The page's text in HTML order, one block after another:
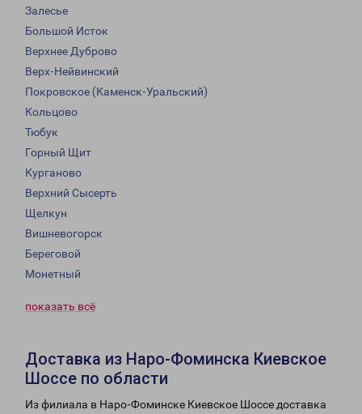
Залесье
Большой Исток
Верхнее Дуброво
Верх-Нейвинский
Покровское (Каменск-Уральский)
Кольцово
Тюбук
Горный Щит
Курганово
Верхний Сысерть
Щелкун
Вишневогорск
Береговой
Монетный
показать всё
Доставка из Наро-Фоминска Киевское
Шоссе по области
Из филиала в Наро-Фоминске Киевское Шоссе доставка